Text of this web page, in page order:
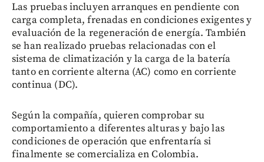
Las pruebas incluyen arranques en pendiente con
carga completa, frenadas en condiciones exigentes y
evaluación de la regeneración de energía. También
se han realizado pruebas relacionadas con el
sistema de climatización y la carga de la batería
tanto en corriente alterna (AC) como en corriente
continua (DC).
Según la compañía, quieren comprobar su
comportamiento a diferentes alturas y bajo las
condiciones de operación que enfrentaría si
finalmente se comercializa en Colombia.